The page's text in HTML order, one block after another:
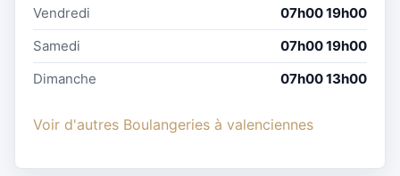
Vendredi
07h00 19h00
Samedi
07h00 19h00
Dimanche
07h00 13h00
Voir d'autres Boulangeries à valenciennes